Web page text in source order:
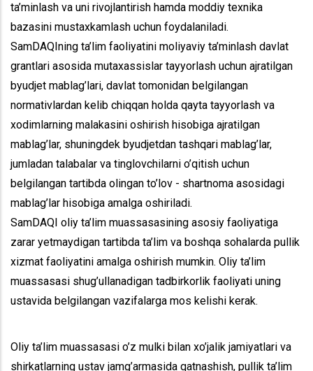
ta’minlash va uni rivojlantirish hamda moddiy texnika
bazasini mustaxkamlash uchun foydalaniladi.
SamDAQIning ta’lim faoliyatini moliyaviy ta’minlash davlat
grantlari asosida mutaxassislar tayyorlash uchun ajratilgan
byudjet mablag’lari, davlat tomonidan belgilangan
normativlardan kelib chiqqan holda qayta tayyorlash va
xodimlarning malakasini oshirish hisobiga ajratilgan
mablag’lar, shuningdek byudjetdan tashqari mablag’lar,
jumladan talabalar va tinglovchilarni o’qitish uchun
belgilangan tartibda olingan to’lov - shartnoma asosidagi
mablag’lar hisobiga amalga oshiriladi.
SamDAQI oliy ta’lim muassasasining asosiy faoliyatiga
zarar yetmaydigan tartibda ta’lim va boshqa sohalarda pullik
xizmat faoliyatini amalga oshirish mumkin. Oliy ta’lim
muassasasi shug’ullanadigan tadbirkorlik faoliyati uning
ustavida belgilangan vazifalarga mos kelishi kerak.
Oliy ta’lim muassasasi o’z mulki bilan xo’jalik jamiyatlari va
shirkatlarning ustav jamg’armasida qatnashish, pullik ta’lim